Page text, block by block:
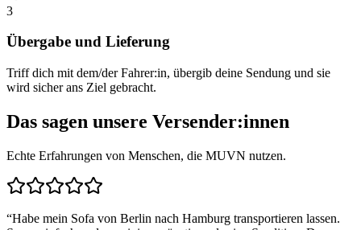
3
Übergabe und Lieferung
Triff dich mit dem/der Fahrer:in, übergib deine Sendung und sie
wird sicher ans Ziel gebracht.
Das sagen unsere Versender:innen
Echte Erfahrungen von Menschen, die MUVN nutzen.
“Habe mein Sofa von Berlin nach Hamburg transportieren lassen.